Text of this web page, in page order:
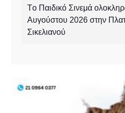
Tο Παιδικό Σινεμά
Αυγούστου 2026 στην
Σικελιανού